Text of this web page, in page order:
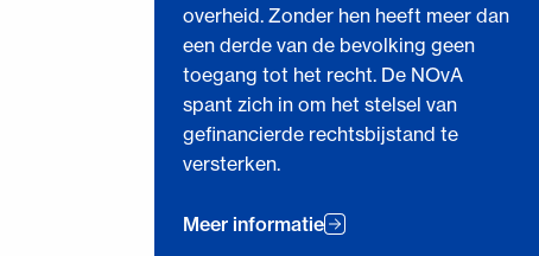
overheid. Zonder hen heeft meer dan
een derde van de bevolking geen
toegang tot het recht. De NOvA
spant zich in om het stelsel van
gefinancierde rechtsbijstand te
versterken.
Meer informatie